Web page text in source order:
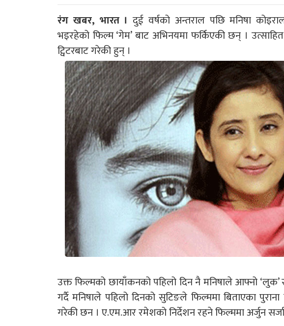
रंग खबर, भारत । दुई वर्षको अन्तराल पछि मनिषा
भइरहेको फिल्म ‘गेम’ बाट अभिनयमा फर्किएकी छन् ।
ट्विटरबाट गरेकी हुन् ।
उक्त फिल्मको छायाँकनको पहिलो दिन नै मनिषाले आफ्नो
गर्दै मनिषाले पहिलो दिनको सुटिङले फिल्ममा बिताएका
गरेकी छन । ए.एम.आर रमेशको निर्देशन रहने फिल्ममा अर्जुन